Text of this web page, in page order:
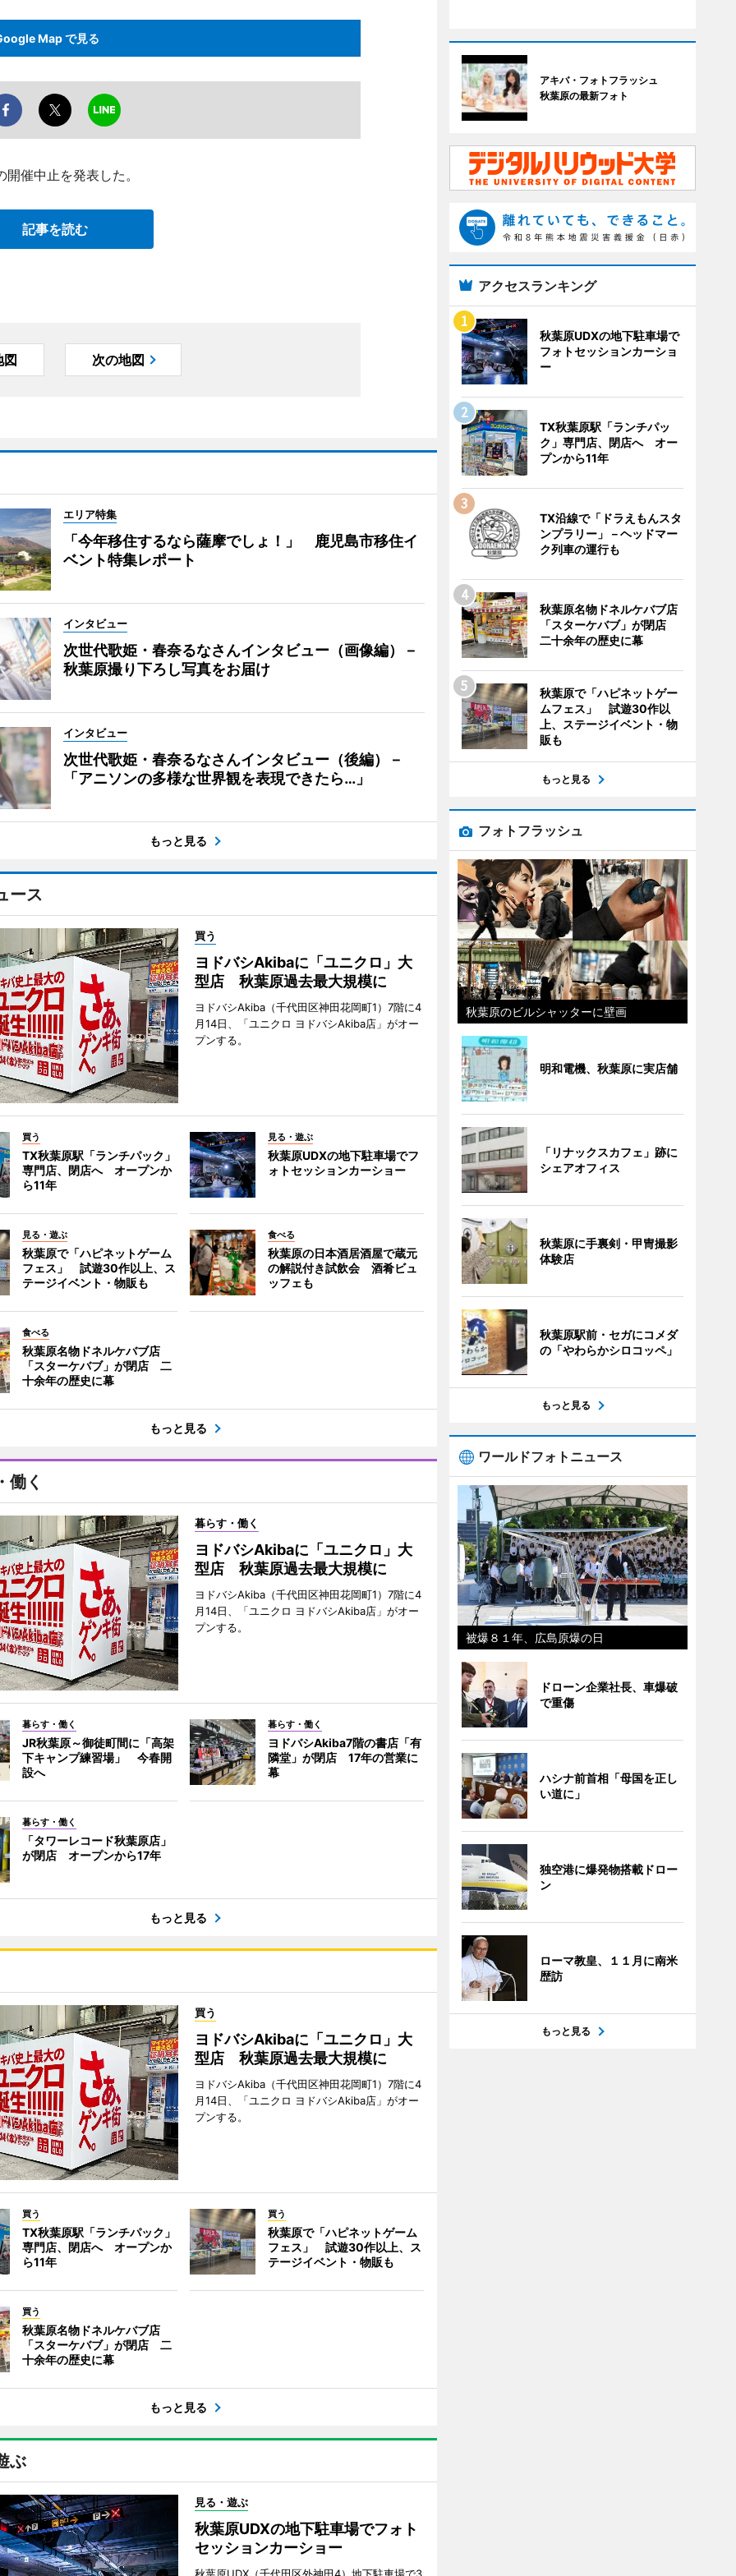
Map で見る
催中止を発表した。
記事を読む
図 次の地図
エリア特集
「今年移住するなら薩摩でしょ！」 鹿児島市移住イ
ベント特集レポート
インタビュー
次世代歌姫・春奈るなさんインタビュー（画像編）－
秋葉原撮り下ろし写真をお届け
インタビュー
次世代歌姫・春奈るなさんインタビュー（後編）－
「アニソンの多様な世界観を表現できたら…」
もっと見る
ース
買う
ヨドバシAkibaに「ユニクロ」大
型店 秋葉原過去最大規模に
ヨドバシAkiba（千代田区神田花岡町1）7階に4
月14日、「ユニクロ ヨドバシAkiba店」がオー
プンする。
買う
TX秋葉原駅「ランチパック」
専門店、閉店へ オープンか
ら11年
見る・遊ぶ
秋葉原UDXの地下駐車場でフ
ォトセッションカーショー
見る・遊ぶ
秋葉原で「ハピネットゲーム
フェス」 試遊30作以上、ス
テージイベント・物販も
食べる
秋葉原の日本酒居酒屋で蔵元
の解説付き試飲会 酒肴ビュ
ッフェも
食べる
秋葉原名物ドネルケバブ店
「スターケバブ」が閉店 二
十余年の歴史に幕
もっと見る
働く
暮らす・働く
ヨドバシAkibaに「ユニクロ」大
型店 秋葉原過去最大規模に
ヨドバシAkiba（千代田区神田花岡町1）7階に4
月14日、「ユニクロ ヨドバシAkiba店」がオー
プンする。
暮らす・働く
JR秋葉原～御徒町間に「高架
下キャンプ練習場」 今春開
設へ
暮らす・働く
ヨドバシAkiba7階の書店「有
隣堂」が閉店 17年の営業に
幕
暮らす・働く
「タワーレコード秋葉原店」
が閉店 オープンから17年
もっと見る
買う
ヨドバシAkibaに「ユニクロ」大
型店 秋葉原過去最大規模に
ヨドバシAkiba（千代田区神田花岡町1）7階に4
月14日、「ユニクロ ヨドバシAkiba店」がオー
プンする。
買う
TX秋葉原駅「ランチパック」
専門店、閉店へ オープンか
ら11年
買う
秋葉原で「ハピネットゲーム
フェス」 試遊30作以上、ス
テージイベント・物販も
買う
秋葉原名物ドネルケバブ店
「スターケバブ」が閉店 二
十余年の歴史に幕
もっと見る
ぶ
見る・遊ぶ
秋葉原UDXの地下駐車場でフォト
セッションカーショー
アキバ・フォトフラッシュ
秋葉原の最新フォト
アクセスランキング
秋葉原UDXの地下駐車場で
フォトセッションカーショ
ー
TX秋葉原駅「ランチパッ
ク」専門店、閉店へ オー
プンから11年
TX沿線で「ドラえもんスタ
ンプラリー」－ヘッドマー
ク列車の運行も
秋葉原名物ドネルケバブ店
「スターケバブ」が閉店
二十余年の歴史に幕
秋葉原で「ハピネットゲー
ムフェス」 試遊30作以
上、ステージイベント・物
販も
もっと見る
フォトフラッシュ
秋葉原のビルシャッターに壁画
明和電機、秋葉原に実店舗
「リナックスカフェ」跡に
シェアオフィス
秋葉原に手裏剣・甲冑撮影
体験店
秋葉原駅前・セガにコメダ
の「やわらかシロコッペ」
もっと見る
ワールドフォトニュース
被爆８１年、広島原爆の日
ドローン企業社長、車爆破
で重傷
ハシナ前首相「母国を正し
い道に」
独空港に爆発物搭載ドロー
ン
ローマ教皇、１１月に南米
歴訪
もっと見る